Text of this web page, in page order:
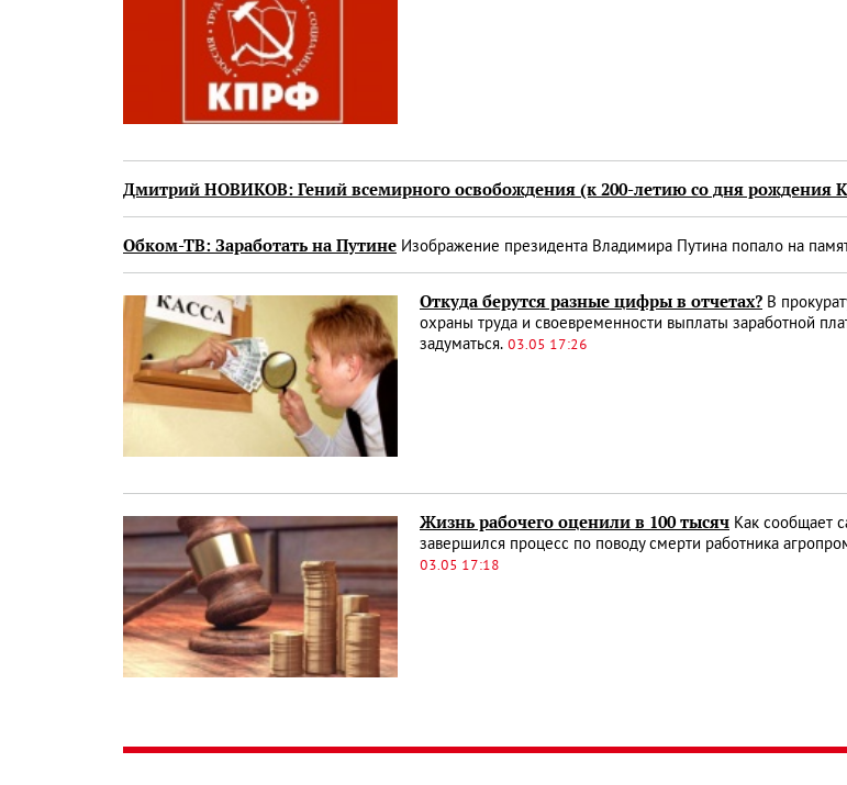
Дмитрий НОВИКОВ: Гений всемирного освобождения (к 200-летию со дня рождения
Обком-ТВ: Заработать на Путине Изображение президента Владимира Путина попало на
Откуда берутся разные цифры в отчетах? В
охраны труда и своевременности выплаты заработной
задуматься. 03.05 17:26
Жизнь рабочего оценили в 100 тысяч Как сообщает
завершился процесс по поводу смерти работника
03.05 17:18